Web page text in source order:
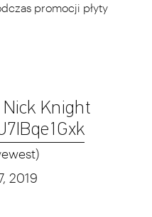
promocji płyty
Knight
2019